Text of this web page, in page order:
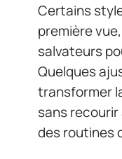
Certains
première
salvateurs
Quelques
transformer
sans
des routines